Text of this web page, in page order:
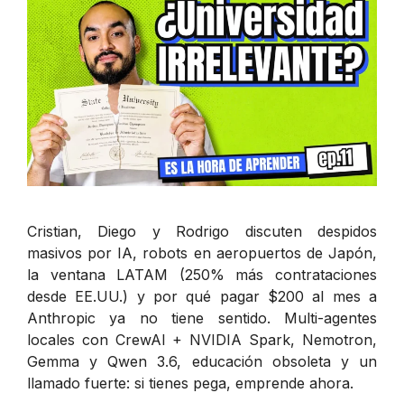
Cristian, Diego y Rodrigo discuten despidos
masivos por IA, robots en aeropuertos de Japón,
la ventana LATAM (250% más contrataciones
desde EE.UU.) y por qué pagar $200 al mes a
Anthropic ya no tiene sentido. Multi-agentes
locales con CrewAI + NVIDIA Spark, Nemotron,
Gemma y Qwen 3.6, educación obsoleta y un
llamado fuerte: si tienes pega, emprende ahora.